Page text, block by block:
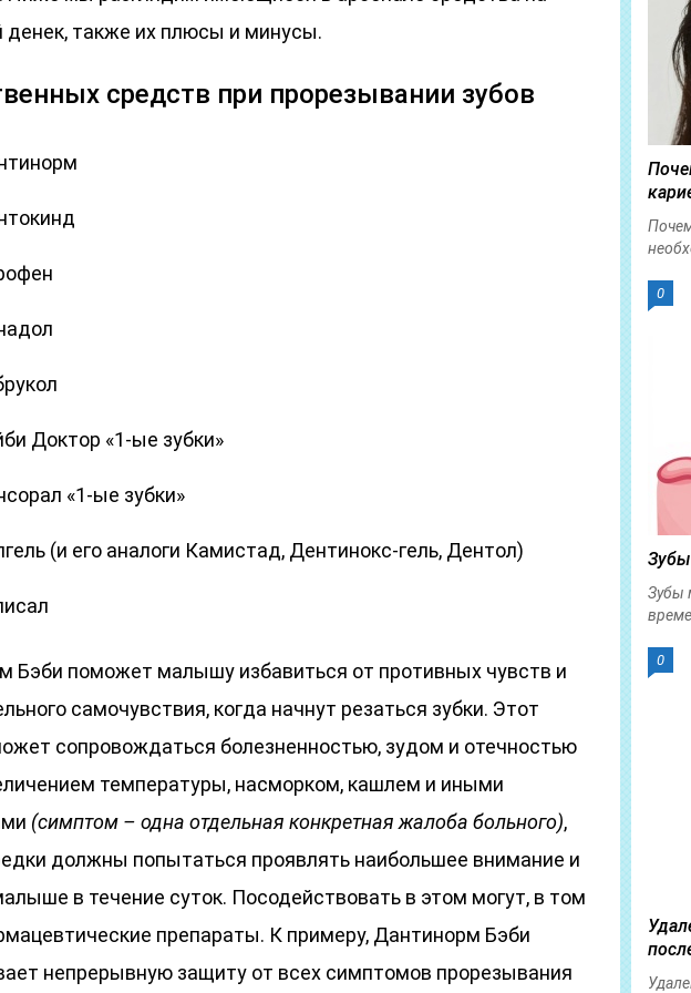
также их плюсы и минусы.
средств при прорезывании зубов
Доктор «1-ые зубки»
«1-ые зубки»
(и его аналоги Камистад, Дентинокс-гель, Дентол)
Бэби поможет малышу избавиться от противных чувств и
самочувствия, когда начнут резаться зубки. Этот
сопровождаться болезненностью, зудом и отечностью
температуры, насморком, кашлем и иными
(симптом – одна отдельная конкретная жалоба больного),
должны попытаться проявлять наибольшее внимание и
в течение суток. Посодействовать в этом могут, в том
препараты. К примеру, Дантинорм Бэби
непрерывную защиту от всех симптомов прорезывания
0
Зубы
0